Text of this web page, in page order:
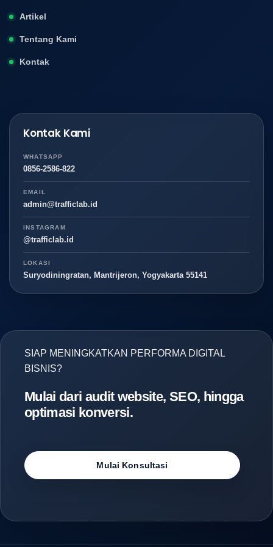
Artikel
Tentang Kami
Kontak
Kontak Kami
WHATSAPP
0856-2586-822
EMAIL
admin@trafficlab.id
INSTAGRAM
@trafficlab.id
LOKASI
Suryodiningratan, Mantrijeron, Yogyakarta 55141
SIAP MENINGKATKAN PERFORMA DIGITAL
BISNIS?
Mulai dari audit website, SEO, hingga
optimasi konversi.
Mulai Konsultasi